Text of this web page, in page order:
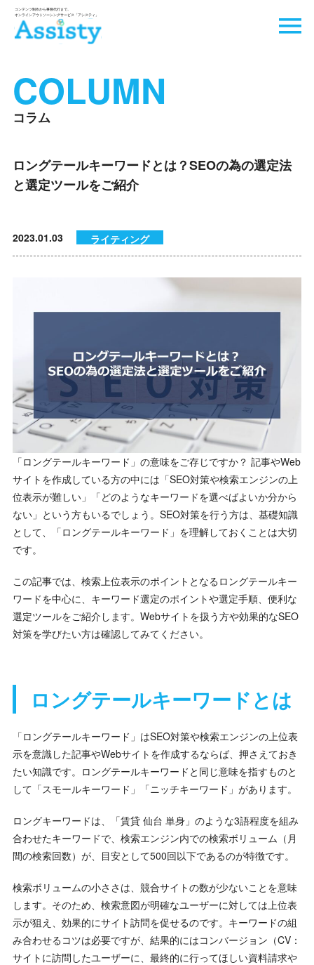
COLUMN
コラム
ロングテールキーワードとは？SEOの為の選定法
と選定ツールをご紹介
2023.01.03 ライティング
「ロングテールキーワード」の意味をご存じですか？ 記事やWeb
サイトを作成している方の中には「SEO対策や検索エンジンの上
位表示が難しい」「どのようなキーワードを選べばよいか分から
ない」という方もいるでしょう。SEO対策を行う方は、基礎知識
として、「ロングテールキーワード」を理解しておくことは大切
です。
この記事では、検索上位表示のポイントとなるロングテールキー
ワードを中心に、キーワード選定のポイントや選定手順、便利な
選定ツールをご紹介します。Webサイトを扱う方や効果的なSEO
対策を学びたい方は確認してみてください。
ロングテールキーワードとは
「ロングテールキーワード」はSEO対策や検索エンジンの上位表
示を意識した記事やWebサイトを作成するならば、押さえておき
たい知識です。ロングテールキーワードと同じ意味を指すものと
して「スモールキーワード」「ニッチキーワード」があります。
ロングキーワードは、「賃貸 仙台 単身」のような3語程度を組み
合わせたキーワードで、検索エンジン内での検索ボリューム（月
間の検索回数）が、目安として500回以下であるのが特徴です。
検索ボリュームの小ささは、競合サイトの数が少ないことを意味
します。そのため、検索意図が明確なユーザーに対しては上位表
示が狙え、効果的にサイト訪問を促せるのです。キーワードの組
み合わせるコツは必要ですが、結果的にはコンバージョン（CV：
サイトに訪問したユーザーに、最終的に行ってほしい資料請求や